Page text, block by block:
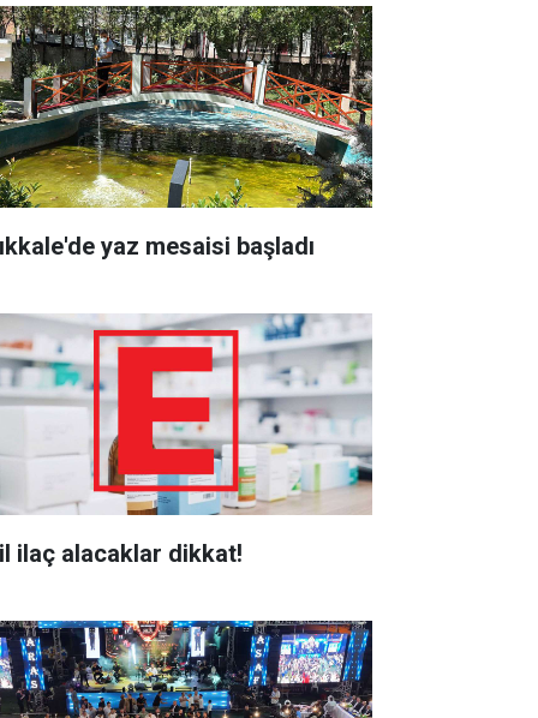
yaz mesaisi başladı
ilaç alacaklar dikkat!